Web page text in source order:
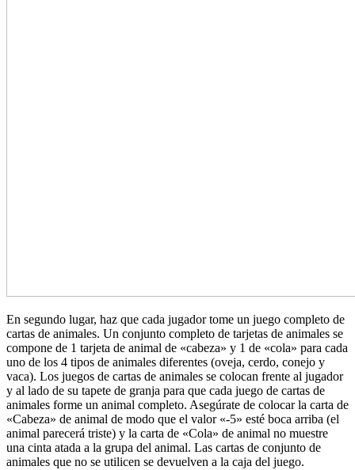
En segundo lugar, haz que cada jugador tome un juego completo de
cartas de animales. Un conjunto completo de tarjetas de animales se
compone de 1 tarjeta de animal de «cabeza» y 1 de «cola» para cada
uno de los 4 tipos de animales diferentes (oveja, cerdo, conejo y
vaca). Los juegos de cartas de animales se colocan frente al jugador
y al lado de su tapete de granja para que cada juego de cartas de
animales forme un animal completo. Asegúrate de colocar la carta de
«Cabeza» de animal de modo que el valor «-5» esté boca arriba (el
animal parecerá triste) y la carta de «Cola» de animal no muestre
una cinta atada a la grupa del animal. Las cartas de conjunto de
animales que no se utilicen se devuelven a la caja del juego.